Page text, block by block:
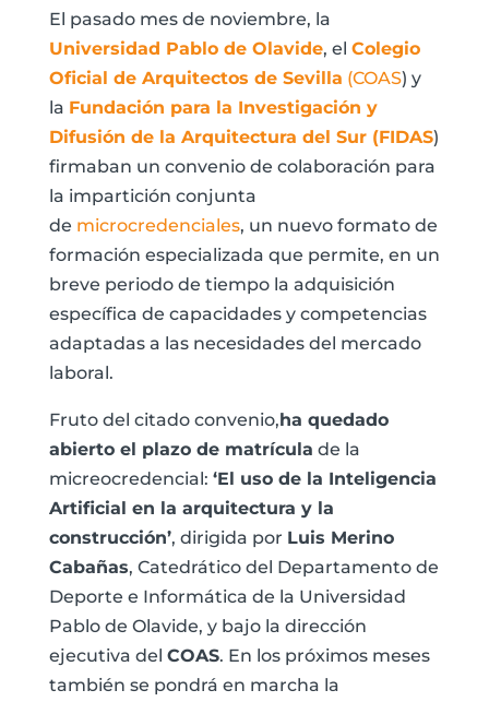
El pasado mes de noviembre, la
Universidad Pablo de Olavide, el Colegio
Oficial de Arquitectos de Sevilla (COAS) y
la Fundación para la Investigación y
Difusión de la Arquitectura del Sur (FIDAS)
firmaban un convenio de colaboración para
la impartición conjunta
de microcredenciales, un nuevo formato de
formación especializada que permite, en un
breve periodo de tiempo la adquisición
específica de capacidades y competencias
adaptadas a las necesidades del mercado
laboral.
Fruto del citado convenio,ha quedado
abierto el plazo de matrícula de la
micreocredencial: ‘El uso de la Inteligencia
Artificial en la arquitectura y la
construcción’, dirigida por Luis Merino
Cabañas, Catedrático del Departamento de
Deporte e Informática de la Universidad
Pablo de Olavide, y bajo la dirección
ejecutiva del COAS. En los próximos meses
también se pondrá en marcha la